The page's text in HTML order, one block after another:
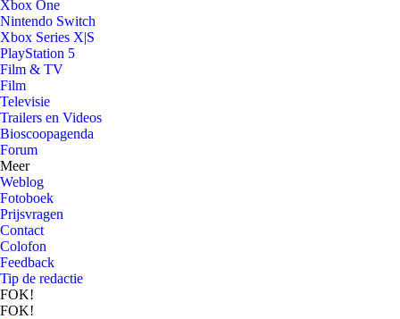
Xbox One
Nintendo Switch
Xbox Series X|S
PlayStation 5
Film & TV
Film
Televisie
Trailers en Videos
Bioscoopagenda
Forum
Meer
Weblog
Fotoboek
Prijsvragen
Contact
Colofon
Feedback
Tip de redactie
FOK!
FOK!